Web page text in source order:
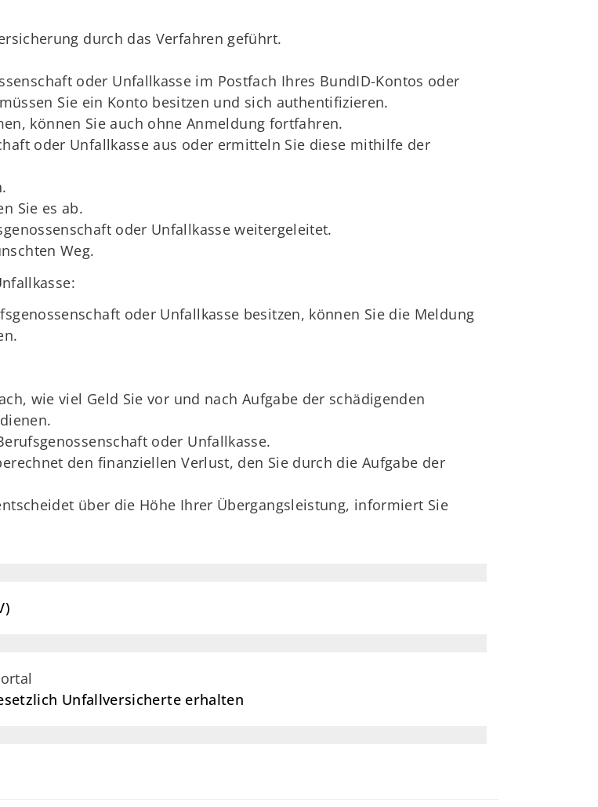
durch das Verfahren geführt.
oder Unfallkasse im Postfach Ihres BundID-Kontos oder
Sie ein Konto besitzen und sich authentifizieren.
können Sie auch ohne Anmeldung fortfahren.
oder Unfallkasse aus oder ermitteln Sie diese mithilfe der
Sie es ab.
oder Unfallkasse weitergeleitet.
Weg.
oder Unfallkasse besitzen, können Sie die Meldung
wie viel Geld Sie vor und nach Aufgabe der schädigenden
oder Unfallkasse.
den finanziellen Verlust, den Sie durch die Aufgabe der
über die Höhe Ihrer Übergangsleistung, informiert Sie
Unfallversicherte erhalten